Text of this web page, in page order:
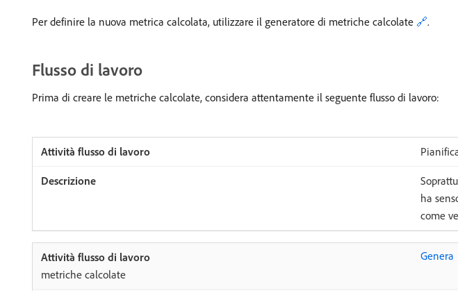
Per definire la nuova metrica calcolata, utilizzare il generatore di metriche calcolate 🔗.
Flusso di lavoro
Prima di creare le metriche calcolate, considera attentamente il seguente flusso di lavoro:
ha
come
Genera
metriche calcolate